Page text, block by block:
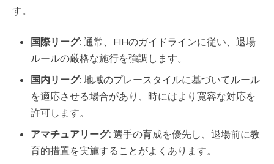
す。
国際リーグ: 通常、FIHのガイドラインに従い、退場
ルールの厳格な施行を強調します。
国内リーグ: 地域のプレースタイルに基づいてルール
を適応させる場合があり、時にはより寛容な対応を
許可します。
アマチュアリーグ: 選手の育成を優先し、退場前に教
育的措置を実施することがよくあります。